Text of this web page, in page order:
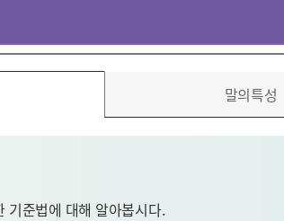
말의특성
기준법에 대해 알아봅시다.